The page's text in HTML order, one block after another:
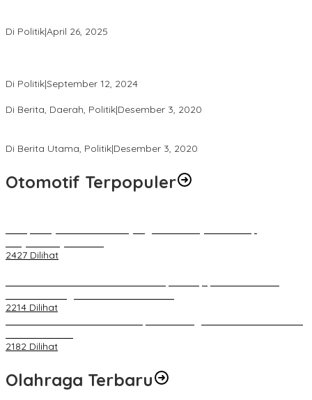
Di Politik|April 26, 2025
Di Politik|September 12, 2024
Di Berita, Daerah, Politik|Desember 3, 2020
Di Berita Utama, Politik|Desember 3, 2020
Otomotif Terpopuler
2427 Dilihat
2214 Dilihat
2182 Dilihat
Olahraga Terbaru